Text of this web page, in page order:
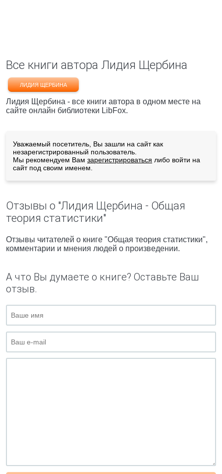
Все книги автора Лидия Щербина
ЛИДИЯ ЩЕРБИНА
Лидия Щербина - все книги автора в одном месте на
сайте онлайн библиотеки LibFox.
Уважаемый посетитель, Вы зашли на сайт как
незарегистрированный пользователь.
Мы рекомендуем Вам зарегистрироваться либо войти на
сайт под своим именем.
Отзывы о "Лидия Щербина - Общая
теория статистики"
Отзывы читателей о книге "Общая теория статистики",
комментарии и мнения людей о произведении.
А что Вы думаете о книге? Оставьте Ваш
отзыв.